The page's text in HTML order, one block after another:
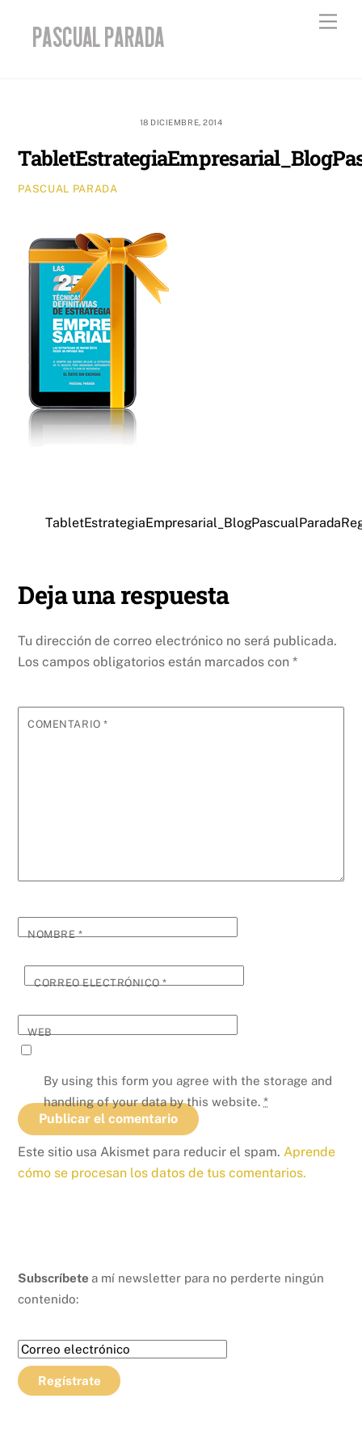
content
18 DICIEMBRE, 2014
PASCUAL PARADA
Deja una respuesta
Tu dirección de correo electrónico no será publicada.
Los campos obligatorios están marcados con*
COMENTARIO*
NOMBRE*
CORREO ELECTRÓNICO*
WEB
By using this form you agree with the storage and
handling of your data by this website.*
Este sitio usa Akismet para reducir el spam. Aprende
cómo se procesan los datos de tus comentarios.
Subscríbete a mí newsletter para no perderte ningún
contenido: